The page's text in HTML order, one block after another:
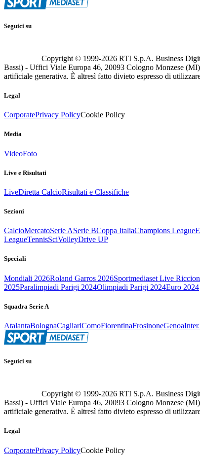
Seguici su
Copyright © 1999-2026 RTI S.p.A. Business
Bassi) - Uffici Viale Europa 46, 20093 Cologno Monzese (MI)
artificiale generativa. È altresì fatto divieto espresso di
Legal
CorporatePrivacy PolicyCookie Policy
Media
VideoFoto
Live e Risultati
LiveDiretta CalcioRisultati e Classifiche
Sezioni
CalcioMercatoSerie ASerie BCoppa ItaliaChampions League
LeagueTennisSciVolleyDrive UP
Speciali
Mondiali 2026Roland Garros 2026Sportmediaset Live
2025Paralimpiadi Parigi 2024Olimpiadi Parigi 2024Euro 2024
Squadra Serie A
AtalantaBolognaCagliariComoFiorentinaFrosinoneGenoaInter
Seguici su
Copyright © 1999-2026 RTI S.p.A. Business
Bassi) - Uffici Viale Europa 46, 20093 Cologno Monzese (MI)
artificiale generativa. È altresì fatto divieto espresso di
Legal
CorporatePrivacy PolicyCookie Policy